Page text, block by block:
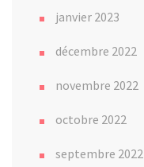
janvier 2023
décembre 2022
novembre 2022
octobre 2022
septembre 2022